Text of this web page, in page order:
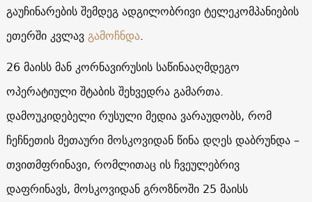
გაუჩინარების შემდეგ ადგილობრივი ტელეკომპანიების
ეთერში კვლავგამოჩნდა.
26 მაისს მან კორნავირუსის საწინააღმდეგო
ოპერატიული შტაბის შეხვედრა გამართა.
დამოუკიდებელი რუსული მედია ვარაუდობს, რომ
ჩეჩნეთის მეთაური მოსკოვიდან წინა დღეს დაბრუნდა –
თვითმფრინავი, რომლითაც ის ჩვეულებრივ
დაფრინავს, მოსკოვიდან გროზნოში 25 მაისს